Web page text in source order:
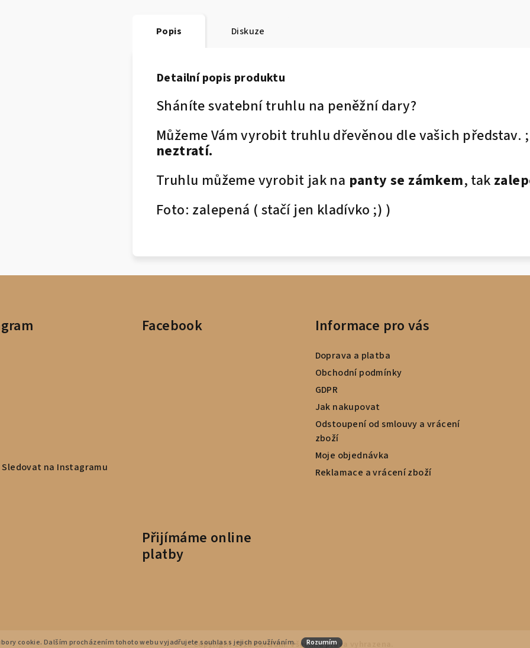
cookie. Dalším procházením tohoto webu vyjadřujete souhlas s jejich používáním. Rozumím
Popis Diskuze
Detailní popis produktu
Sháníte svatební truhlu na peněžní dary?
Můžeme Vám vyrobit truhlu dřevěnou dle vašich představ.
neztratí.
Truhlu můžeme vyrobit jak na panty se zámkem, tak
Foto: zalepená ( stačí jen kladívko ;) )
Sledovat na Instagramu
Facebook Informace pro vás
Doprava a platba
Obchodní podmínky
GDPR
Jak nakupovat
Odstoupení od smlouvy a vrácení
zboží
Moje objednávka
Reklamace a vrácení zboží
Přijímáme online
platby
Copyright 2026 CardUm. Všechna práva vyhrazena.